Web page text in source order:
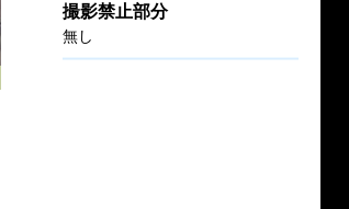
撮影禁止部分
無し